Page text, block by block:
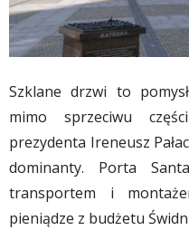
Szklane drzwi to
mimo sprzeciwu
prezydenta Ireneusz
dominanty. Porta
transportem i
pieniądze z budżetu